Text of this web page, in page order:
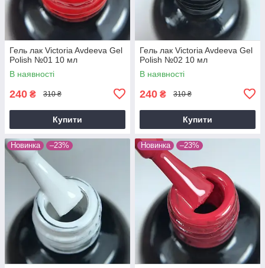
Гель лак Victoria Avdeeva Gel
Polish №01 10 мл
В наявності
240 ₴ 310 ₴
Купити
Гель лак Victoria Avdeeva Gel
Polish №02 10 мл
В наявності
240 ₴ 310 ₴
Купити
Новинка –23% Новинка –23%